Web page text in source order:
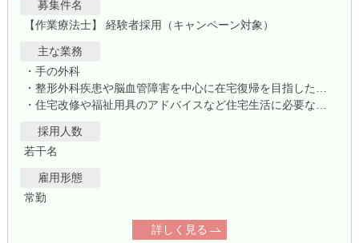
募集件名
【作業療法士】 経験者採用（キャンペーン対象）
主な業務
・手の外科
・整形外科疾患や脳血管障害を中心に在宅復帰を目指した作業療法業務全般
・住宅改修や福祉用具のアドバイスなど住宅生活に必要な支援業務全般
採用人数
若干名
雇用形態
常勤
詳しく見る